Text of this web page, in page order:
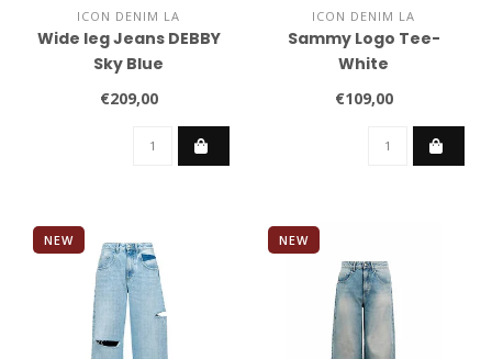
ICON DENIM LA
Wide leg Jeans DEBBY
Sky Blue
€209,00
ICON DENIM LA
Sammy Logo Tee-
White
€109,00
NEW NEW